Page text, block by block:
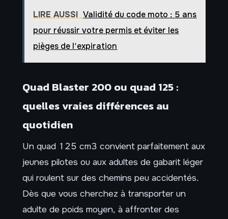
LIRE AUSSI Validité du code moto : 5 ans
pour réussir votre permis et éviter les
pièges de l'expiration
Quad Blaster 200 ou quad 125 :
quelles vraies différences au
quotidien
Un quad 125 cm3 convient parfaitement aux
jeunes pilotes ou aux adultes de gabarit léger
qui roulent sur des chemins peu accidentés.
Dès que vous cherchez à transporter un
adulte de poids moyen, à affronter des